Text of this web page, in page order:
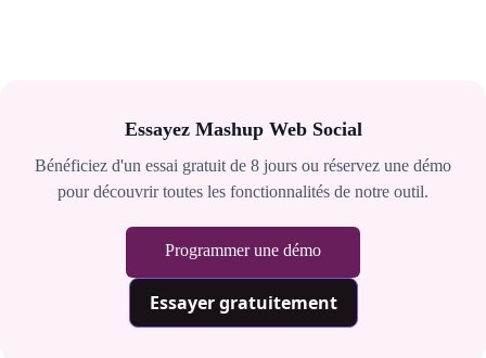
Essayez Mashup Web Social
Bénéficiez d'un essai gratuit de 8 jours ou réservez une démo
pour découvrir toutes les fonctionnalités de notre outil.
Essayer gratuitement
Programmer une démo